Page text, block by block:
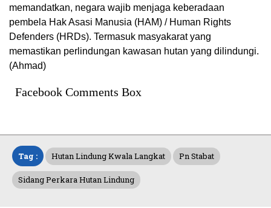
memandatkan, negara wajib menjaga keberadaan
pembela Hak Asasi Manusia (HAM) / Human Rights
Defenders (HRDs). Termasuk masyakarat yang
memastikan perlindungan kawasan hutan yang dilindungi.
(Ahmad)
Facebook Comments Box
Tag : Hutan Lindung Kwala Langkat Pn Stabat
Sidang Perkara Hutan Lindung